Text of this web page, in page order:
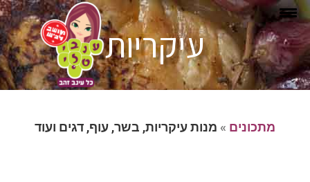
עיקריות
מתכונים » מנות עיקריות, בשר, עוף, דגים ועוד